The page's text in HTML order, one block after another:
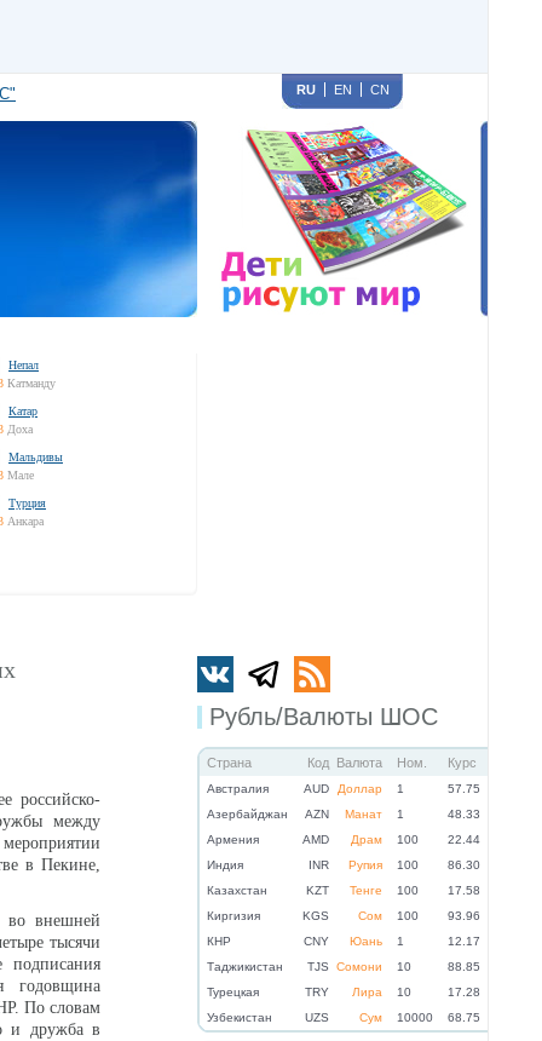
RU EN CN
Непал
Катманду
Катар
Доха
Мальдивы
Мале
Турция
Анкара
Рубль/Валюты ШОС
Страна Код Валюта Ном. Курс
Австралия AUD Доллар 1
57.75
Азербайджан
AZN Манат 1
48.33
Армения
AMD Драм 100
22.44
Индия
INR Рупия 100
86.30
Казахстан
KZT Тенге 100
17.58
Киргизия
KGS Сом 100
93.96
КНР
CNY Юань 1
12.17
Таджикистан
TJS Сомони 10
88.85
Турецкая
TRY Лира 10
17.28
Узбекистан
UZS Сум 10000 68.75
российско-
между
в Пекине,
во внешней
тысячи
подписания
годовщина
По словам
и дружба в